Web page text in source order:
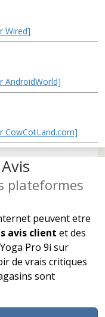
Wired]
AndroidWorld]
CowCotLand.com]
plateformes
peuvent etre
avis client et des
Pro 9i sur
de vrais critiques
sont